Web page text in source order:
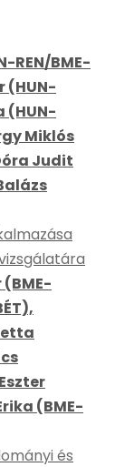
REN/BME-
(HUN-
(HUN-
Miklós
Judit
(BME-
és